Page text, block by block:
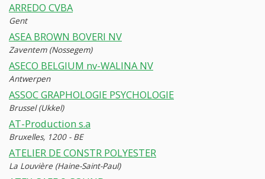
ARREDO CVBA
Gent
ASEA BROWN BOVERI NV
Zaventem (Nossegem)
ASECO BELGIUM nv-WALINA NV
Antwerpen
ASSOC GRAPHOLOGIE PSYCHOLOGIE
Brussel (Ukkel)
AT-Production s.a
Bruxelles, 1200 - BE
ATELIER DE CONSTR POLYESTER
La Louvière (Haine-Saint-Paul)